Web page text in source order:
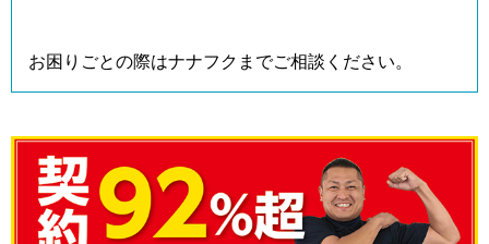
お困りごとの際はナナフクまでご相談ください。